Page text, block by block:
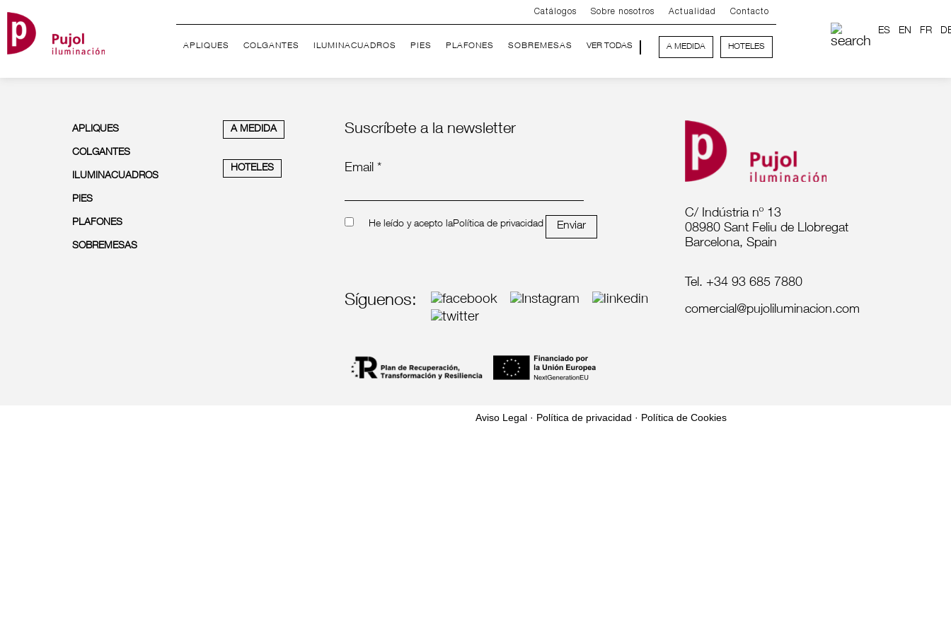
Catálogos Sobre nosotros Actualidad Contacto
APLIQUES COLGANTES ILUMINACUADROS PIES PLAFONES SOBREMESAS VER TODAS A MEDIDA HOTELES
ES EN FR
APLIQUES
COLGANTES
ILUMINACUADROS
PIES
PLAFONES
SOBREMESAS
A MEDIDA
HOTELES
Suscríbete a la newsletter
Email *
He leído y acepto laPolítica de privacidad Enviar
Síguenos:
C/ Indústria nº 13
08980 Sant Feliu de Llobregat
Barcelona, Spain
Tel. +34 93 685 7880
comercial@pujoliluminacion.com
Aviso Legal · Política de privacidad · Política de Cookies